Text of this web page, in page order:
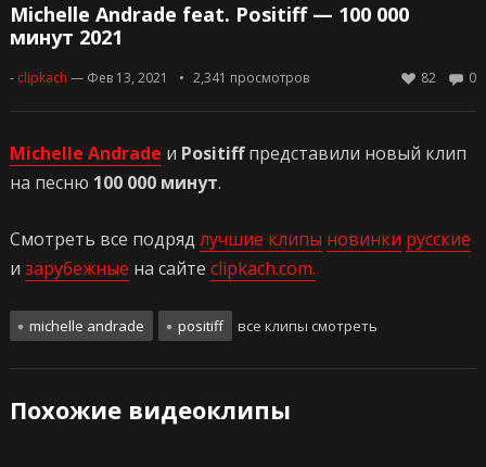
Michelle Andrade feat. Positiff — 100 000
минут 2021
- clipkach — Фев 13, 2021 2,341 просмотров 0
82
Michelle Andrade и Positiffпредставили новый клип
на песню 100 000 минут.
Смотреть все подряд лучшие клипы новинки русские
и зарубежные на сайте clipkach.com.
michelle andrade positiff все клипы смотреть
Похожие видеоклипы